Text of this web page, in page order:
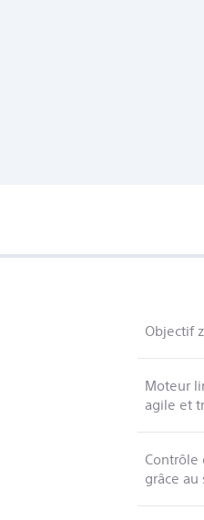
Objectif
Moteur
agile et
grâce